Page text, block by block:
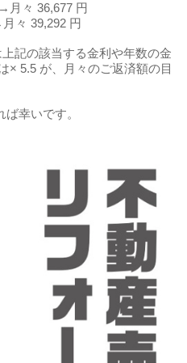
月々 36,677 円
々 39,292 円
記の該当する金利や年数の金
× 5.5 が、月々のご返済額の目
幸いです。